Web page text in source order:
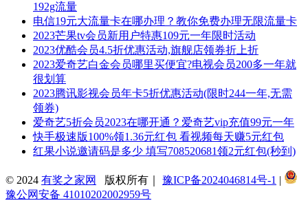
192g流量
电信19元大流量卡在哪办理？教你免费办理无限流量卡
2023芒果tv会员新用户特惠109元一年限时活动
2023优酷会员4.5折优惠活动,旗舰店领券折上折
2023爱奇艺白金会员哪里买便宜?电视会员200多一年就
很划算
2023腾讯影视会员年卡5折优惠活动(限时244一年,无需
领券)
爱奇艺5折会员2023在哪开通？爱奇艺vip充值99元一年
快手极速版100%领1.36元红包 看视频每天赚5元红包
红果小说邀请码是多少 填写708520681领2元红包(秒到)
© 2024 有奖之家网 版权所有｜ 豫ICP备2024046814号-1 |
豫公网安备 41010202002959号